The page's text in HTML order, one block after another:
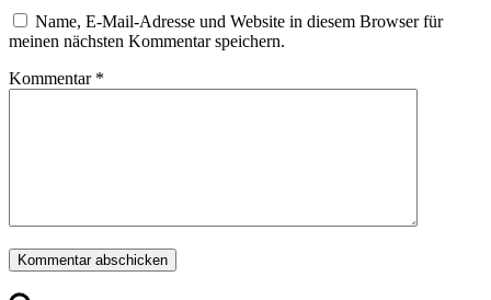
Name, E-Mail-Adresse und Website in diesem Browser für
meinen nächsten Kommentar speichern.
Kommentar *